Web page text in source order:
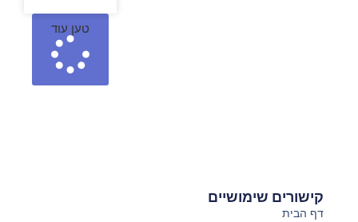
טען עוד
קישורים שימושיים
דף הבית